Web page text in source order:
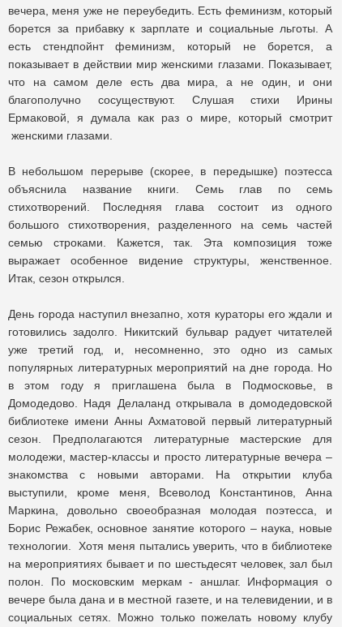
вечера, меня уже не переубедить. Есть феминизм, который
борется за прибавку к зарплате и социальные льготы. А
есть стендпойнт феминизм, который не борется, а
показывает в действии мир женскими глазами. Показывает,
что на самом деле есть два мира, а не один, и они
благополучно сосуществуют. Слушая стихи Ирины
Ермаковой, я думала как раз о мире, который смотрит
женскими глазами.
В небольшом перерыве (скорее, в передышке) поэтесса
объяснила название книги. Семь глав по семь
стихотворений. Последняя глава состоит из одного
большого стихотворения, разделенного на семь частей
семью строками. Кажется, так. Эта композиция тоже
выражает особенное видение структуры, женственное.
Итак, сезон открылся.
День города наступил внезапно, хотя кураторы его ждали и
готовились задолго. Никитский бульвар радует читателей
уже третий год, и, несомненно, это одно из самых
популярных литературных мероприятий на дне города. Но
в этом году я приглашена была в Подмосковье, в
Домодедово. Надя Делаланд открывала в домодедовской
библиотеке имени Анны Ахматовой первый литературный
сезон. Предполагаются литературные мастерские для
молодежи, мастер-классы и просто литературные вечера –
знакомства с новыми авторами. На открытии клуба
выступили, кроме меня, Всеволод Константинов, Анна
Маркина, довольно своеобразная молодая поэтесса, и
Борис Режабек, основное занятие которого – наука, новые
технологии. Хотя меня пытались уверить, что в библиотеке
на мероприятиях бывает и по шестьдесят человек, зал был
полон. По московским меркам - аншлаг. Информация о
вечере была дана и в местной газете, и на телевидении, и в
социальных сетях. Можно только пожелать новому клубу